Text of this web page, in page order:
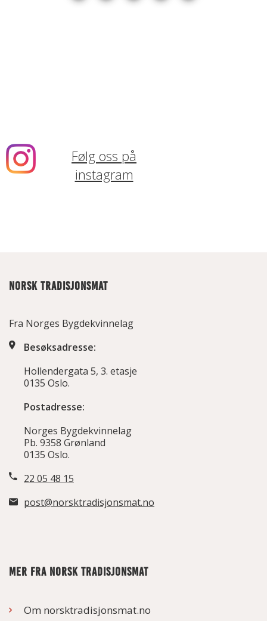
Følg oss på
instagram
NORSK TRADISJONSMAT
Fra Norges Bygdekvinnelag
Besøksadresse:
Hollendergata 5, 3. etasje
0135 Oslo.
Postadresse:
Norges Bygdekvinnelag
Pb. 9358 Grønland
0135 Oslo.
22 05 48 15
post@norsktradisjonsmat.no
MER FRA NORSK TRADISJONSMAT
Om norsktradisjonsmat.no